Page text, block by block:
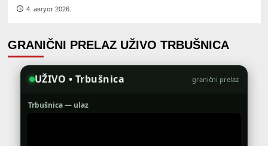
4. август 2026.
GRANIČNI PRELAZ UŽIVO TRBUŠNICA
UŽIVO • Trbušnica granični prelaz
Trbušnica — ulaz